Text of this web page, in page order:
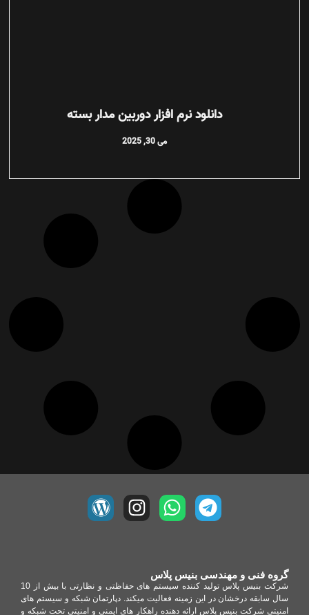
دانلود نرم افزار دوربین مدار بسته
می 30, 2025
گروه فنی و مهندسی بنیس پلاس
شرکت بنیس پلاس تولید کننده سیستم های حفاظتی و نظارتی با بیش از 10
سال سابقه درخشان در این زمینه فعالیت میکند. دپارتمان شبکه و سیستم های
امنیتی شرکت بنیس پلاس ارائه دهنده راهکار های ایمنی و امنیتی تحت شبکه و